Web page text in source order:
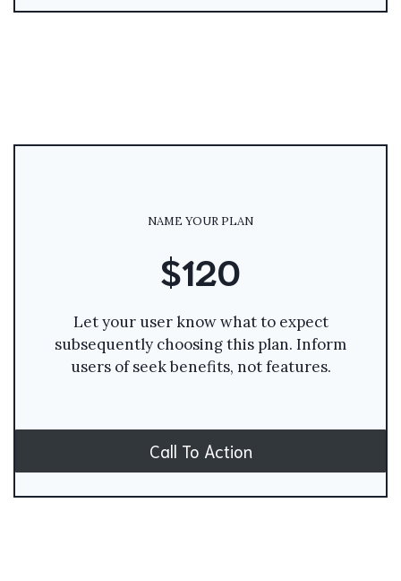
NAME YOUR PLAN
$120
Let your user know what to expect
subsequently choosing this plan. Inform
users of seek benefits, not features.
Call To Action